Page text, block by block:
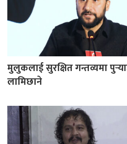
मुलुकलाई सुरक्षित गन्तव्यमा
लामिछाने